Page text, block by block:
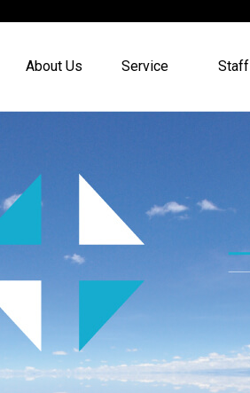
About Us Service Staff